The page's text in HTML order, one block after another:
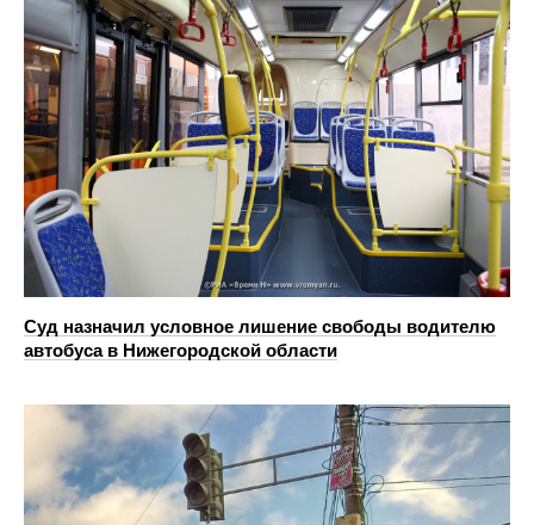
Суд назначил условное лишение свободы водителю
автобуса в Нижегородской области